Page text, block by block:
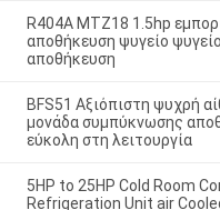
R404A MTZ18 1.5hp
αποθήκευση ψυγείο
αποθήκευση
BFS51 Αξιόπιστη ψυχρή
μονάδα συμπύκνωσης
εύκολη στη λειτουργία
5HP to 25HP Cold Room
Refrigeration Unit air